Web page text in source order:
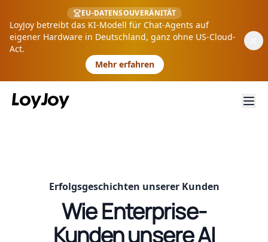
EU-DATENSOUVERÄNITÄT
LoyJoy betreibt das KI-Modell für Chat-Agents auf
eigener Hardware in Deutschland, ganz ohne US-Cloud-
Act.
Mehr erfahren
Erfolgsgeschichten unserer Kunden
Wie Enterprise-
Kunden unsere AI